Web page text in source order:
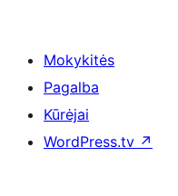
Mokykitės
Pagalba
Kūrėjai
WordPress.tv ↗